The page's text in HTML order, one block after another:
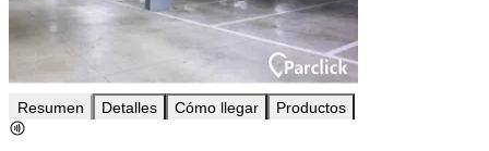
Resumen Detalles Cómo llegar Productos